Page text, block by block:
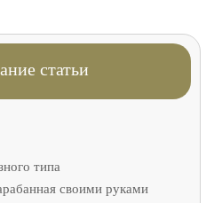
статьи
типа
своими руками